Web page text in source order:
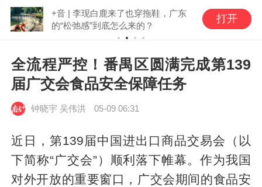
+音 | 李现白鹿来了也穿拖鞋，广东
的“松弛感”到底怎么来的？
打开
全流程严控！番禺区圆满完成第139
届广交会食品安全保障任务
钟晓宇 吴伟洪 05-09 06:31
近日，第139届中国进出口商品交易会（以
下简称“广交会”）顺利落下帷幕。作为我国
对外开放的重要窗口，广交会期间的食品安